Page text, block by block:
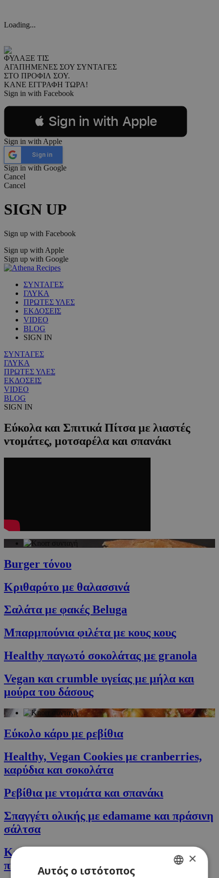
Loading...
ΦΥΛΑΞΕ ΤΙΣ
ΑΓΑΠΗΜΕΝΕΣ ΣΟΥ ΣΥΝΤΑΓΕΣ
ΣΤΟ ΠΡΟΦΙΛ ΣΟΥ.
ΚΑΝΕ ΕΓΓΡΑΦΗ ΤΩΡΑ!
Sign in with Facebook
 Sign in with Apple
Sign in with Apple
Sign in
Sign in with Google
Cancel
Cancel
SIGN UP
Sign up with Facebook
Sign up with Apple
Sign up with Google
ΣΥΝΤΑΓΕΣ
ΓΛΥΚΑ
ΠΡΩΤΕΣ ΥΛΕΣ
ΕΚΔΟΣΕΙΣ
VIDEO
BLOG
SIGN IN
ΣΥΝΤΑΓΕΣ
ΓΛΥΚΑ
ΠΡΩΤΕΣ ΥΛΕΣ
ΕΚΔΟΣΕΙΣ
VIDEO
BLOG
SIGN IN
Εύκολα και Σπιτικά Πίτσα με λιαστές
ντομάτες, μοτσαρέλα και σπανάκι
Burger τόνου
Κριθαρότο με θαλασσινά
Σαλάτα με φακές Beluga
Μπαρμπούνια φιλέτα με κους κους
Healthy παγωτό σοκολάτας με granola
Vegan και crumble υγείας με μήλα και
μούρα του δάσους
Εύκολο κάρυ με ρεβίθια
Healthy, Vegan Cookies με cranberries,
καρύδια και σοκολάτα
Ρεβίθια με ντομάτα και σπανάκι
Σπαγγέτι ολικής με edamame και πράσινη
σάλτσα
Κοτόπουλο στήθος με κρεμώδη σάλτσα
πιπεριού
×
Αυτός ο ιστότοπος